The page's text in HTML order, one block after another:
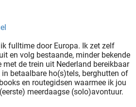
fulltime door Europa. Ik zet zelf
en volg bestaande, minder bekende
de trein uit Nederland bereikbaar
betaalbare ho(s)tels, berghutten of
en routegidsen waarmee ik jou
meerdaagse (solo)avontuur.